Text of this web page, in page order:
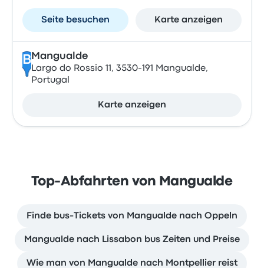
Seite besuchen Karte anzeigen
B Mangualde
Largo do Rossio 11, 3530-191 Mangualde,
Portugal
Karte anzeigen
Top-Abfahrten von Mangualde
Finde bus-Tickets von Mangualde nach Oppeln
Mangualde nach Lissabon bus Zeiten und Preise
Wie man von Mangualde nach Montpellier reist